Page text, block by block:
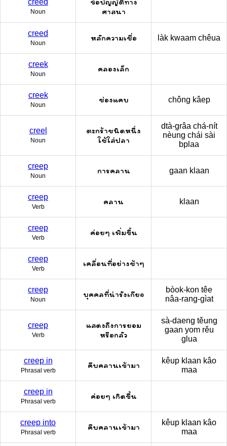
Noun
ศาสนา
creed
Noun
หลักความเชื่อ làk kwaam chêua
creek
Noun
คลองเล็ก
creek
Noun
ช่องแคบ chông kâep
creel
Noun
ตะกร้าชนิดหนึ่ง
ใช้ใส่ปลา
dtà-grâa chá-nít
nèung chái sài
bplaa
creep
Noun
การคลาน gaan klaan
creep
Verb
คลาน klaan
creep
Verb
ค่อยๆ เพิ่มขึ้น
creep
Verb
เคลื่อนที่อย่างช้าๆ
creep
Noun
บุคคลที่น่ารังเกียจ
bòok-kon têe
nâa-rang-gìat
creep
Verb
แสดงถึงการยอม
หรือกลัว
sà-daeng těung
gaan yom rěu
glua
creep in
Phrasal verb
คืบคลานเข้ามา
kêup klaan kâo
maa
creep in
Phrasal verb
ค่อยๆ เกิดขึ้น
creep into
Phrasal verb
คืบคลานเข้ามา
kêup klaan kâo
maa